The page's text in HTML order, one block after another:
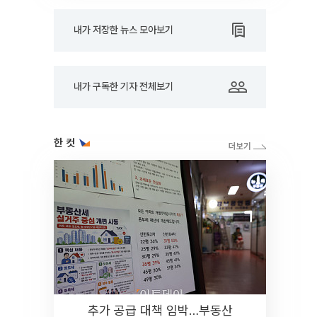
내가 저장한 뉴스 모아보기
내가 구독한 기자 전체보기
한 컷
추가 공급 대책 임박…부동산